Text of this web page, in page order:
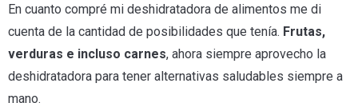
En cuanto compré mi deshidratadora de alimentos me di
cuenta de la cantidad de posibilidades que tenía. Frutas,
verduras e incluso carnes, ahora siempre aprovecho la
deshidratadora para tener alternativas saludables siempre a
mano.